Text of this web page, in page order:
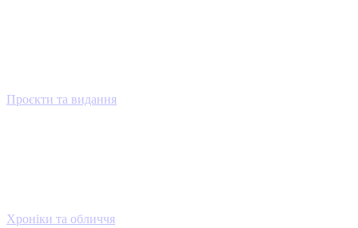
Проєкти та видання
Хроніки та обличчя